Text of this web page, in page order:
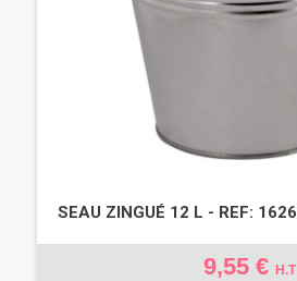
SEAU ZINGUÉ 12 L - REF:
9,55 € H.T